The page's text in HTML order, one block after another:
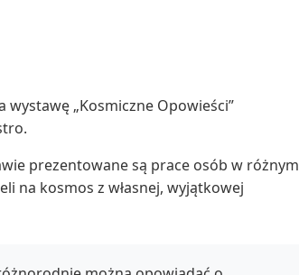
wystawę „Kosmiczne Opowieści”
prezentowane są prace osób w różnym
na kosmos z własnej, wyjątkowej